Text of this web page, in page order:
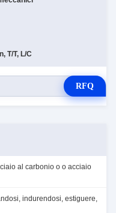
T/T, L/C
RFQ
al carbonio o o acciaio
indurendosi, estiguere,